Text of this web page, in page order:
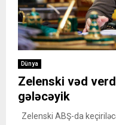
Dünya
Zelenski vəd
gələcəyik
Zelenski ABŞ-da